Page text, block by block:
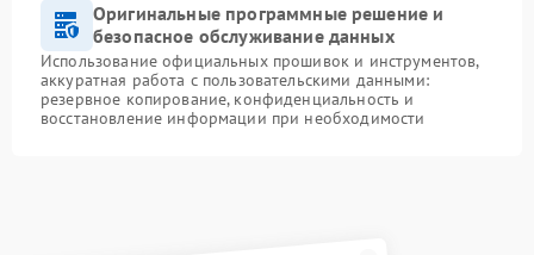
Оригинальные программные решение и
безопасное обслуживание данных
Использование официальных прошивок и инструментов,
аккуратная работа с пользовательскими данными:
резервное копирование, конфиденциальность и
восстановление информации при необходимости